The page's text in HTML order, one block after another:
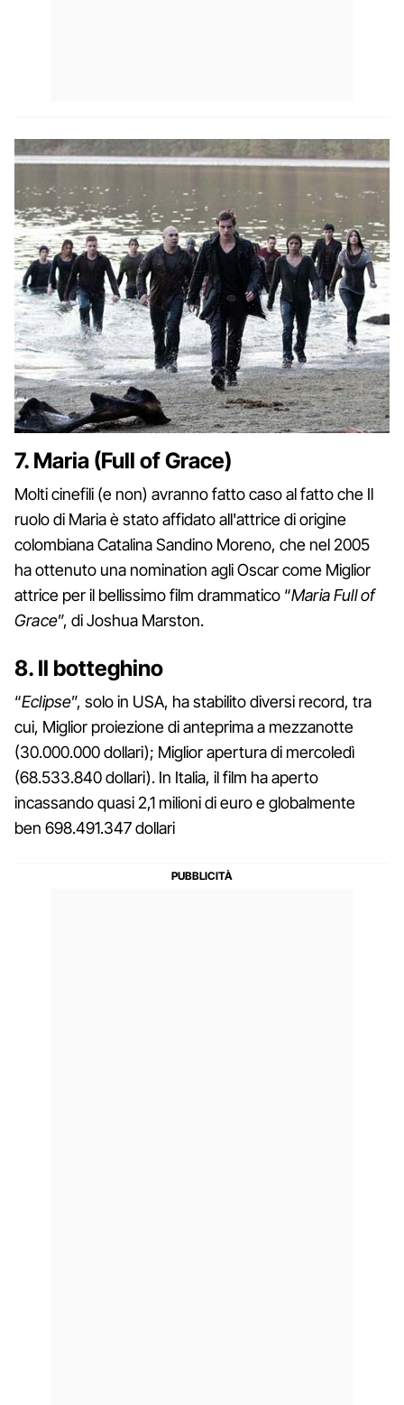
7. Maria (Full of Grace)
Molti cinefili (e non) avranno fatto caso al fatto che Il
ruolo di Maria è stato affidato all'attrice di origine
colombiana Catalina Sandino Moreno, che nel 2005
ha ottenuto una nomination agli Oscar come Miglior
attrice per il bellissimo film drammatico “Maria Full of
Grace”, di Joshua Marston.
8. Il botteghino
“Eclipse”, solo in USA, ha stabilito diversi record, tra
cui, Miglior proiezione di anteprima a mezzanotte
(30.000.000 dollari); Miglior apertura di mercoledì
(68.533.840 dollari). In Italia, il film ha aperto
incassando quasi 2,1 milioni di euro e globalmente
ben 698.491.347 dollari